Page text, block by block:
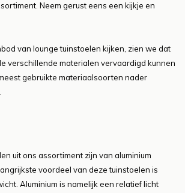
Neem gerust eens een kijkje en
van lounge tuinstoelen kijken, zien we dat
verschillende materialen vervaardigd kunnen
gebruikte materiaalsoorten nader
uit ons assortiment zijn van aluminium
voordeel van deze tuinstoelen is
Aluminium is namelijk een relatief licht